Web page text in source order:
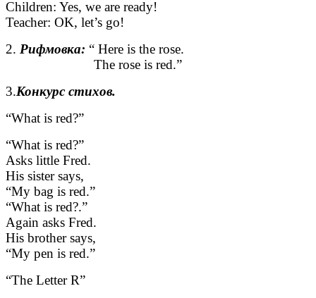
Children: Yes, we are ready!
Teacher: OK, let’s go!
2. Рифмовка: “ Here is the rose.
The rose is red.”
3.Конкурс стихов.
“What is red?”
“What is red?”
Asks little Fred.
His sister says,
“My bag is red.”
“What is red?.”
Again asks Fred.
His brother says,
“My pen is red.”
“The Letter R”